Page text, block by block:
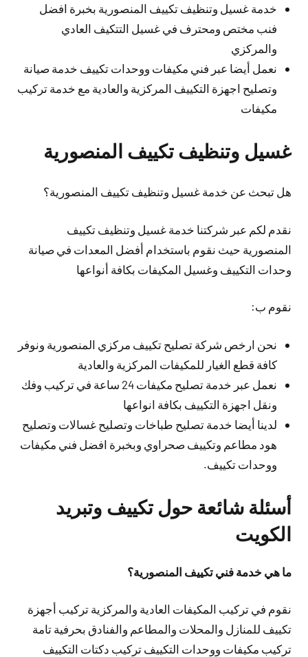
خدمة غسيل وتنظيف تكييف المنصورية بخبرة افضل
فنب مختص ومحترف في غسيل التتكيف العادي
والمركزي
نعمل أيضا عبر فني مكيفات ووحدات تكييف خدمة صيانة
وتصليح اجهزة التكييف المركزية والعادية مع خدمة تركيب
مكيفات
غسيل وتنظيف تكييف المنصورية
هل تبحث عن خدمة غسيل وتنظيف تكييف المنصورية؟
نقدم لكم عبر شركتنا خدمة غسيل وتنظيف تكييف
المنصورية حيث نقوم باستخدام أفضل المعدات في صيانة
وحدات التكييف وغسيل المكيفات بكافة أنواعها
نقوم ب:
نحن ارخص شركة تصليح تكييف مركزي المنصورية ونوفر
كافة قطع الغيار للمكيفات المركزية والعادية
نعمل عبر خدمة تصليح مكيفات 24 ساعة في تركيب وفك
ونقل اجهزة التكييف بكافة انواعها
لدينا أيضا خدمة تصليح طباخات وتصليح غسالات وتصليح
هود مطاعم وتكييف صحراوي وبخبرة افضل فني مكيفات
ووحدات تكييف.
أسئلة شائعة حول تكييف وتبريد
الكويت
ما هي خدمة فني تكييف المنصورية؟
نقوم في تركيب المكيفات العادية والمركزية تركيب أجهزة
تكييف للمنازل والمحلات والمطاعم والفنادق بحرفية تامة
تركيب مكيفات ووحدات التكييف تركيب دكتات التكييف